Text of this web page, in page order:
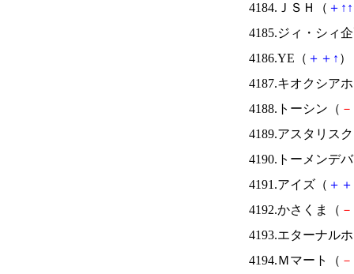
4184.ＪＳＨ（ ＋ ↑ ↑
4185.ジィ・シィ
4186.YE（ ＋ ＋ ↑ ）
4187.キオクシア
4188.トーシン（ －
4189.アスタリス
4190.トーメンデ
4191.アイズ（ ＋ ＋
4192.かさくま（ －
4193.エターナル
4194.Ｍマート（ －